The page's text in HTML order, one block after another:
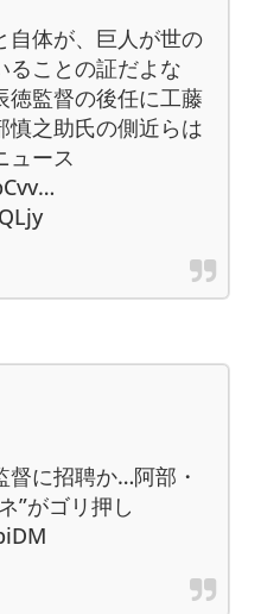
自体が、巨人が世の
ることの証だよな
徳監督の後任に工藤
之助氏の側近らは
ュース
督に招聘か…阿部・
”がゴリ押し